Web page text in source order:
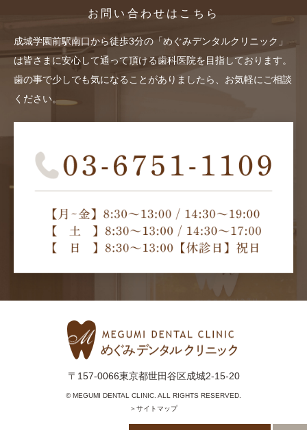
お問い合わせはこちら
成城学園前駅南口から徒歩3分の「めぐみデンタルクリニック」
は皆さまに安心して通って頂ける歯科医院を目指しております。
歯の事で少しでも気になることがありましたら、お気軽にご相談
ください。
〒157-0066東京都世田谷区成城2-15-20
© MEGUMI DENTAL CLINIC. ALL RIGHTS RESERVED.
＞サイトマップ